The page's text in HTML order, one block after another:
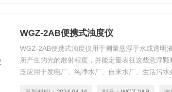
WGZ-2AB便携式浊度仪
WGZ-2AB便携式浊度仪用于测量悬浮于水或透明
所产生的光的散射程度，并能定量表征这些悬浮
泛应用于发电厂、纯净水厂、自来水厂、生活污